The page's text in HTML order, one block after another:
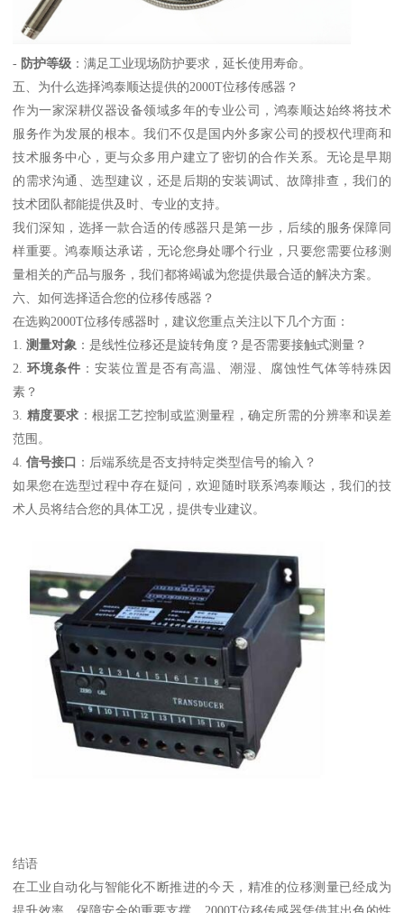
- 防护等级 ：满足工业现场防护要求，延长使用寿命。
五、为什么选择鸿泰顺达提供的2000T位移传感器？
作为一家深耕仪器设备领域多年的专业公司，鸿泰顺达始终将技术
服务作为发展的根本。我们不仅是国内外多家公司的授权代理商和
技术服务中心，更与众多用户建立了密切的合作关系。无论是早期
的需求沟通、选型建议，还是后期的安装调试、故障排查，我们的
技术团队都能提供及时、专业的支持。
我们深知，选择一款合适的传感器只是第一步，后续的服务保障同
样重要。鸿泰顺达承诺，无论您身处哪个行业，只要您需要位移测
量相关的产品与服务，我们都将竭诚为您提供最合适的解决方案。
六、如何选择适合您的位移传感器？
在选购2000T位移传感器时，建议您重点关注以下几个方面：
1.测量对象 ：是线性位移还是旋转角度？是否需要接触式测量？
2.环境条件 ：安装位置是否有高温、潮湿、腐蚀性气体等特殊因
素？
3. 精度要求 ：根据工艺控制或监测量程，确定所需的分辨率和误差
范围。
4.信号接口 ：后端系统是否支持特定类型信号的输入？
如果您在选型过程中存在疑问，欢迎随时联系鸿泰顺达，我们的技
术人员将结合您的具体工况，提供专业建议。
结语
在工业自动化与智能化不断推进的今天，精准的位移测量已经成为